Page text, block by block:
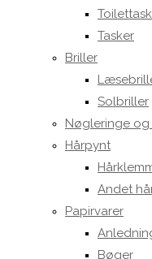
Tasker
Briller
Solbriller
Nøgleringe og
Hårpynt
Andet
Papirvarer
Bøger